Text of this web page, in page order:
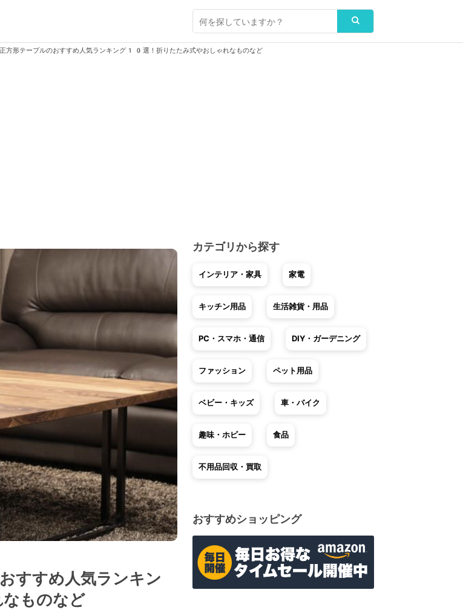
正方形テーブルのおすすめ人気ランキング10選！折りたたみ式やおしゃれなものなど
すすめ人気ランキン
ものなど
カテゴリから探す
インテリア・家具 家電
キッチン用品 生活雑貨・用品
PC・スマホ・通信 DIY・ガーデニング
ファッション ペット用品
ベビー・キッズ 車・バイク
趣味・ホビー 食品
不用品回収・買取
おすすめショッピング